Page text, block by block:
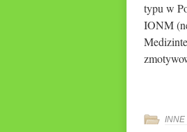
typu w
IONM
INNE